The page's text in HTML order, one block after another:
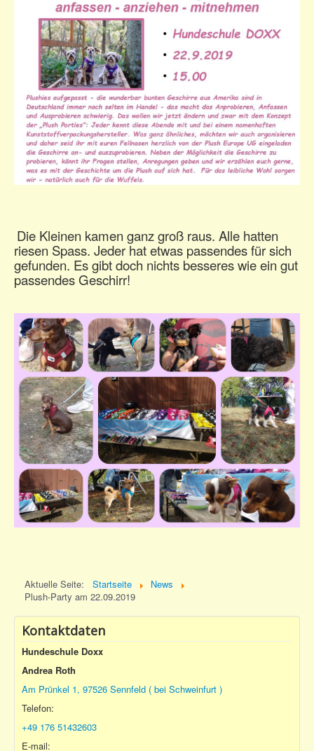
Die Kleinen kamen ganz groß raus. Alle hatten
riesen Spass. Jeder hat etwas passendes für sich
gefunden. Es gibt doch nichts besseres wie ein gut
passendes Geschirr!
Aktuelle Seite: Startseite
News
Plush-Party am 22.09.2019
Kontaktdaten
Hundeschule Doxx
Andrea Roth
Am Prünkel 1, 97526 Sennfeld ( bei Schweinfurt )
Telefon:
+49 176 51432603
E-mail: